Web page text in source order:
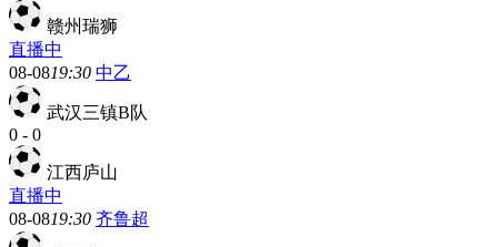
赣州瑞狮
直播中
08-0819:30 中乙
武汉三镇B队
0 - 0
江西庐山
直播中
08-0819:30 齐鲁超